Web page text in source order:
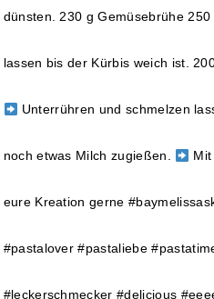
dünsten. 230 g Gemüsebrühe
lassen bis der Kürbis weich ist.
Unterrühren und schmelzen
noch etwas Milch zugießen.
eure Kreation gerne
#pastalover #pastaliebe
#leckerschmecker #delicious